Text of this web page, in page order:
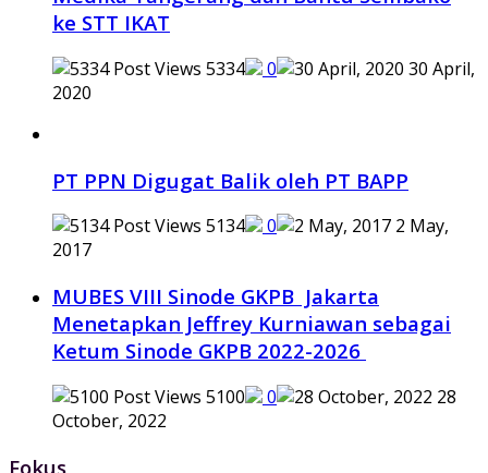
ke STT IKAT
5334 0
30 April,
2020
PT PPN Digugat Balik oleh PT BAPP
5134 0
2 May,
2017
MUBES VIII Sinode GKPB Jakarta
Menetapkan Jeffrey Kurniawan sebagai
Ketum Sinode GKPB 2022-2026
5100 0
28
October, 2022
Fokus